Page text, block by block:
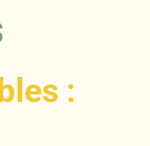
: